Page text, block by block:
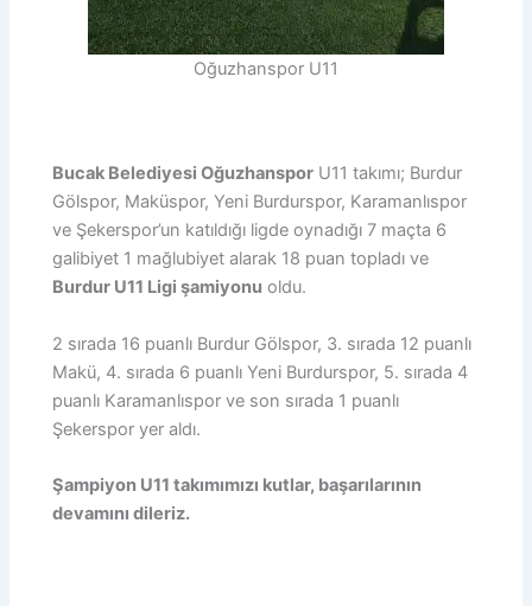
Oğuzhanspor U11
Bucak Belediyesi Oğuzhanspor U11 takımı; Burdur
Gölspor, Maküspor, Yeni Burdurspor, Karamanlıspor
ve Şekerspor’un katıldığı ligde oynadığı 7 maçta 6
galibiyet 1 mağlubiyet alarak 18 puan topladı ve
Burdur U11 Ligi şamiyonu oldu.
2 sırada 16 puanlı Burdur Gölspor, 3. sırada 12 puanlı
Makü, 4. sırada 6 puanlı Yeni Burdurspor, 5. sırada 4
puanlı Karamanlıspor ve son sırada 1 puanlı
Şekerspor yer aldı.
Şampiyon U11 takımımızı kutlar, başarılarının
devamını dileriz.